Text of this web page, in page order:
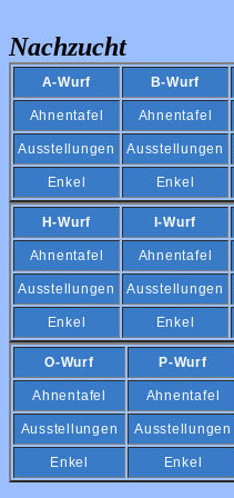
Nachzucht
A-Wurf B-Wurf
Ahnentafel Ahnentafel
Ausstellungen Ausstellungen
Enkel Enkel
H-Wurf I-Wurf
Ahnentafel Ahnentafel
Ausstellungen Ausstellungen
Enkel Enkel
O-Wurf P-Wurf
Ahnentafel Ahnentafel
Ausstellungen Ausstellungen
Enkel Enkel